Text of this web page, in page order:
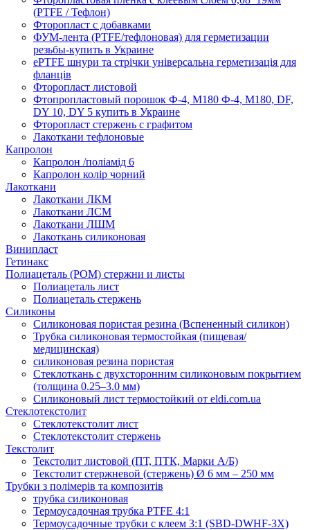
(PTFE / Тефлон)
Фторопласт с добавками
ФУМ-лента (PTFE/тефлоновая) для герметизации
резьбы-купить в Украине
ePTFE шнури та стрічки універсальна герметизація для
фланців
Фторопласт листовой
Фтопропластовый порошок Ф-4, М180 Ф-4, М180, DF,
DY 10, DY 5 купить в Украине
Фторопласт стержень с графитом
Лакоткани тефлоновые
Капролон
Капролон /поліамід 6
Капролон колір чорний
Лакоткани
Лакоткани ЛКМ
Лакоткани ЛСМ
Лакоткани ЛШМ
Лакоткань силиконовая
Винипласт
Гетинакс
Полиацеталь (POM) стержни и листы
Полиацеталь лист
Полиацеталь стержень
Силиконы
Силиконовая пористая резина (Вспененный силикон)
Трубка силиконовая термостойкая (пищевая/
медицинская)
силиконовая резина пористая
Стеклоткань с двухсторонним силиконовым покрытием
(толщина 0.25–3.0 мм)
Силиконовый лист термостойкий от eldi.com.ua
Стеклотекстолит
Стеклотекстолит лист
Стеклотекстолит стержень
Текстолит
Текстолит листовой (ПТ, ПТК, Марки А/Б)
Текстолит стержневой (стержень) Ø 6 мм – 250 мм
Трубки з полімерів та композитів
трубка силиконовая
Термоусадочная трубка PTFE 4:1
Термоусадочные трубки с клеем 3:1 (SBD-DWHF-3X)